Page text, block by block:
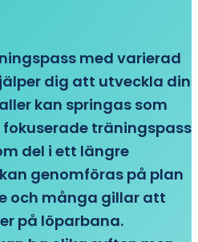
med varierad
dig att utveckla din
kan springas som
träningspass
del i ett längre
genomföras på plan
och många gillar att
på löparbana.